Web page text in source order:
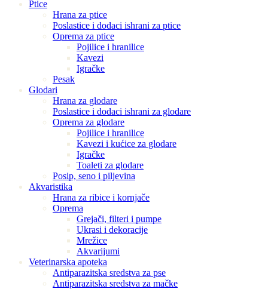
Ptice
Hrana za ptice
Poslastice i dodaci ishrani za ptice
Oprema za ptice
Pojilice i hranilice
Kavezi
Igračke
Pesak
Glodari
Hrana za glodare
Poslastice i dodaci ishrani za glodare
Oprema za glodare
Pojilice i hranilice
Kavezi i kućice za glodare
Igračke
Toaleti za glodare
Posip, seno i piljevina
Akvaristika
Hrana za ribice i kornjače
Oprema
Grejači, filteri i pumpe
Ukrasi i dekoracije
Mrežice
Akvarijumi
Veterinarska apoteka
Antiparazitska sredstva za pse
Antiparazitska sredstva za mačke